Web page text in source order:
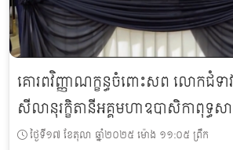
គោរពវិញ្ញាណក្ខន្ធចំពោះសព លោកជំទា
សីលានុរក្ខិតានីអគ្គមហាឧបាសិកាពុទ្ធ
រ៉ែមថ្ងៃទី១៧ ខែតុលា ឆ្នាំ២០២៥ ម៉ោង ១១:០៥ ព្រឹក